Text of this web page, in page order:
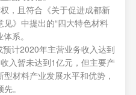
，且符合《关于促进成都新
》中提出的“四大特色材料
系。
预计2020年主营业务收入达到
入暂未达到1亿元，但主要产
材料产业发展水平和优势，
。